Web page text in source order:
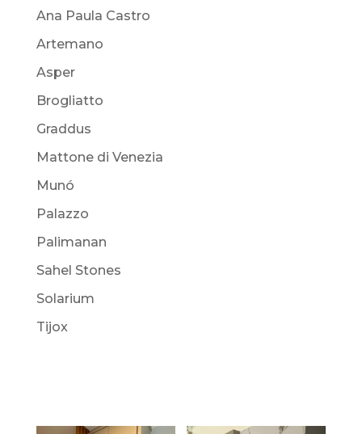
Ana Paula Castro
Artemano
Asper
Brogliatto
Graddus
Mattone di Venezia
Munó
Palazzo
Palimanan
Sahel Stones
Solarium
Tijox